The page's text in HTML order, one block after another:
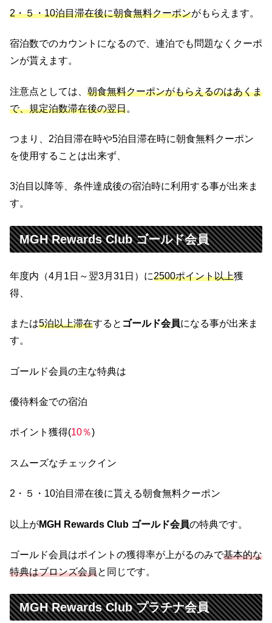
2・５・10泊目滞在後に朝食無料クーポンがもらえます。
宿泊数でのカウントになるので、連泊でも問題なくクーポ
ンが貰えます。
注意点としては、 朝食無料クーポンがもらえるのはあくま
で、規定泊数滞在後の翌日。
つまり、2泊目滞在時や5泊目滞在時に朝食無料クーポン
を使用することは出来ず、
3泊目以降等、条件達成後の宿泊時に利用する事が出来ま
す。
MGH Rewards Club ゴールド会員
年度内（4月1日～翌3月31日）に2500ポイント以上獲
得、
または5泊以上滞在すると ゴールド会員になる事が出来ま
す。
ゴールド会員の主な特典は
優待料金での宿泊
ポイント獲得(10％)
スムーズなチェックイン
2・５・10泊目滞在後に貰える朝食無料クーポン
以上がMGH Rewards Club ゴールド会員の特典です。
ゴールド会員はポイントの獲得率が上がるのみで基本的な
特典はブロンズ会員と同じです。
MGH Rewards Club プラチナ会員